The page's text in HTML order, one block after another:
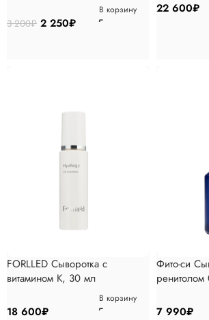
3 200₽ 2 250₽
В корзину 22 600₽
FORLLED Сыворотка с
витамином К, 30 мл
18 600₽
В корзину
Фито-си
7 990₽